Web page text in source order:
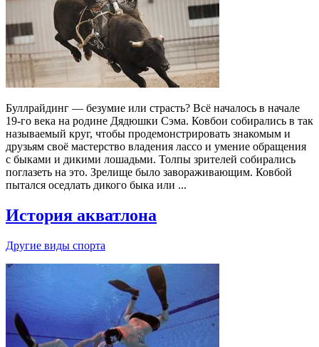
Буллрайдинг — безумие или страсть? Всё началось в начале
19-го века на родине Дядюшки Сэма. Ковбои собирались в так
называемый круг, чтобы продемонстрировать знакомым и
друзьям своё мастерство владения лассо и умение обращения
с быками и дикими лошадьми. Толпы зрителей собирались
поглазеть на это. Зрелище было завораживающим. Ковбой
пытался оседлать дикого быка или ...
История акватлона
Другие виды спорта